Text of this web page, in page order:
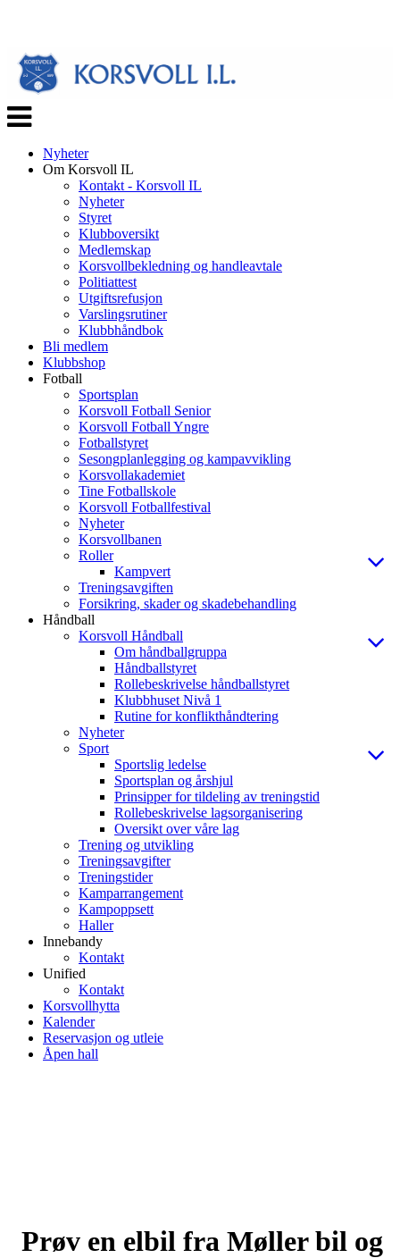
Veksle
navigasjon
Nyheter
Om Korsvoll IL
Kontakt - Korsvoll IL
Nyheter
Styret
Klubboversikt
Medlemskap
Korsvollbekledning og handleavtale
Politiattest
Utgiftsrefusjon
Varslingsrutiner
Klubbhåndbok
Bli medlem
Klubbshop
Fotball
Sportsplan
Korsvoll Fotball Senior
Korsvoll Fotball Yngre
Fotballstyret
Sesongplanlegging og kampavvikling
Korsvollakademiet
Tine Fotballskole
Korsvoll Fotballfestival
Nyheter
Korsvollbanen
Roller
Kampvert
Treningsavgiften
Forsikring, skader og skadebehandling
Håndball
Korsvoll Håndball
Om håndballgruppa
Håndballstyret
Rollebeskrivelse håndballstyret
Klubbhuset Nivå 1
Rutine for konflikthåndtering
Nyheter
Sport
Sportslig ledelse
Sportsplan og årshjul
Prinsipper for tildeling av treningstid
Rollebeskrivelse lagsorganisering
Oversikt over våre lag
Trening og utvikling
Treningsavgifter
Treningstider
Kamparrangement
Kampoppsett
Haller
Innebandy
Kontakt
Unified
Kontakt
Korsvollhytta
Kalender
Reservasjon og utleie
Åpen hall
Prøv en elbil fra Møller bil og